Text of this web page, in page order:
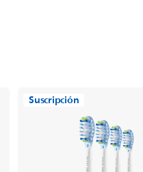
Suscripción